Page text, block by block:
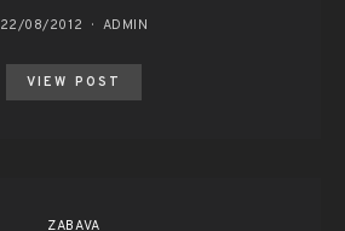
22/08/2012 ADMIN
VIEW POST
ZABAVA